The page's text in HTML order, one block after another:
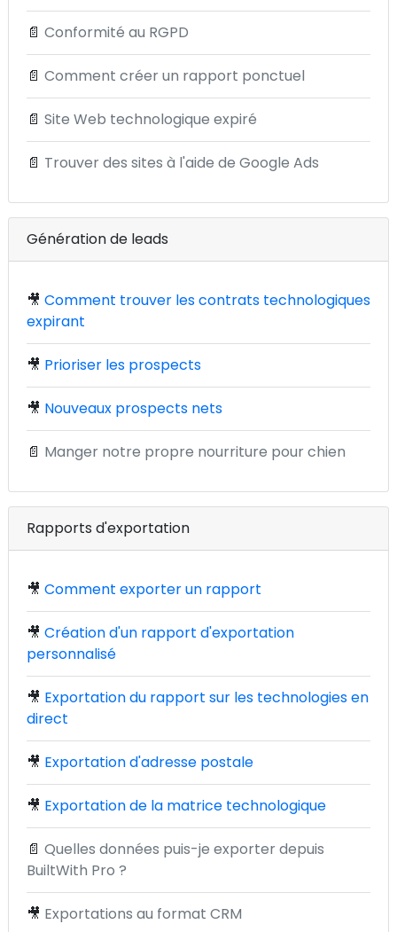
📄 Conformité au RGPD
📄 Comment créer un rapport ponctuel
📄 Site Web technologique expiré
📄 Trouver des sites à l'aide de Google Ads
Génération de leads
🎥 Comment trouver les contrats technologiques
expirant
🎥 Prioriser les prospects
🎥 Nouveaux prospects nets
📄 Manger notre propre nourriture pour chien
Rapports d'exportation
🎥 Comment exporter un rapport
🎥 Création d'un rapport d'exportation
personnalisé
🎥 Exportation du rapport sur les technologies en
direct
🎥 Exportation d'adresse postale
🎥 Exportation de la matrice technologique
📄 Quelles données puis-je exporter depuis
BuiltWith Pro ?
🎥 Exportations au format CRM